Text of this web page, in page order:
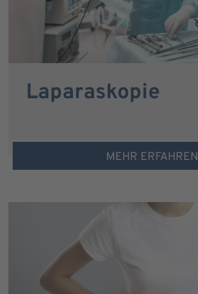
Laparaskopie
MEHR ERFAHREN